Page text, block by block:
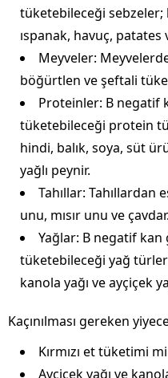
tüketebileceği
ıspanak, havuç, patates
Meyveler:
böğürtlen ve şeftali
Proteinler: B negatif
tüketebileceği protein
hindi, balık, soya, süt
yağlı peynir.
Tahıllar:
unu, mısır unu ve çavdar.
Yağlar: B negatif
tüketebileceği yağ
kanola yağı ve ayçiçek
Kaçınılması gereken
Kırmızı et tüketimi
Ayçiçek yağı ve